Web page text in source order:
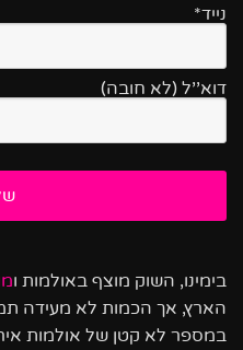
נייד*
דוא''ל (לא חובה)
בימינו, השוק מוצף באולמות ו
הארץ, אך הכמות לא מעידה
במספר לא קטן של אולמות